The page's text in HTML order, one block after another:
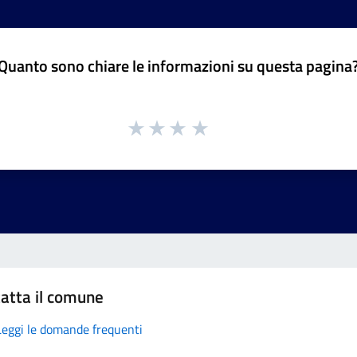
sono chiare le informazioni su questa
il comune
le domande frequenti